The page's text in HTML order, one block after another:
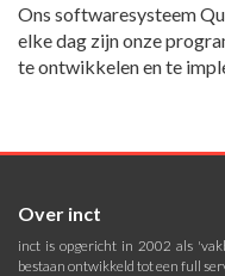
Ons softwaresysteem
elke dag zijn onze
te ontwikkelen en te
Over inct
inct is opgericht in 2002 als
bestaan ontwikkeld tot een full